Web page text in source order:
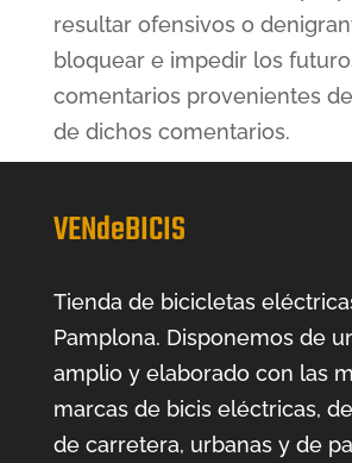
resultar ofensivos o
bloquear e impedir los
comentarios provenientes
de dichos comentarios.
VENdeBICIS
Tienda de bicicletas
Pamplona. Disponemos de
amplio y elaborado con las
marcas de bicis eléctricas,
de carretera, urbanas y de